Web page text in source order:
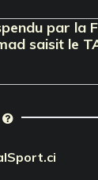
par la
saisit le